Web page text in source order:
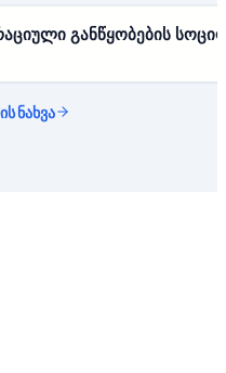
განწყობების
ნახვა